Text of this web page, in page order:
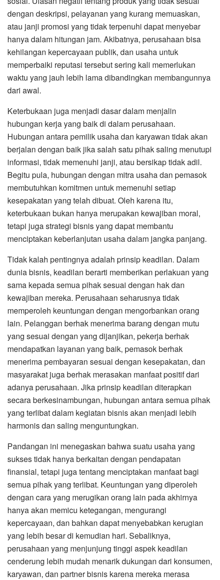
dengan deskripsi, pelayanan yang kurang memuaskan,
atau janji promosi yang tidak terpenuhi dapat menyebar
hanya dalam hitungan jam. Akibatnya, perusahaan bisa
kehilangan kepercayaan publik, dan usaha untuk
memperbaiki reputasi tersebut sering kali memerlukan
waktu yang jauh lebih lama dibandingkan membangunnya
dari awal.
Keterbukaan juga menjadi dasar dalam menjalin
hubungan kerja yang baik di dalam perusahaan.
Hubungan antara pemilik usaha dan karyawan tidak akan
berjalan dengan baik jika salah satu pihak saling menutupi
informasi, tidak memenuhi janji, atau bersikap tidak adil.
Begitu pula, hubungan dengan mitra usaha dan pemasok
membutuhkan komitmen untuk memenuhi setiap
kesepakatan yang telah dibuat. Oleh karena itu,
keterbukaan bukan hanya merupakan kewajiban moral,
tetapi juga strategi bisnis yang dapat membantu
menciptakan keberlanjutan usaha dalam jangka panjang.
Tidak kalah pentingnya adalah prinsip keadilan. Dalam
dunia bisnis, keadilan berarti memberikan perlakuan yang
sama kepada semua pihak sesuai dengan hak dan
kewajiban mereka. Perusahaan seharusnya tidak
memperoleh keuntungan dengan mengorbankan orang
lain. Pelanggan berhak menerima barang dengan mutu
yang sesuai dengan yang dijanjikan, pekerja berhak
mendapatkan layanan yang baik, pemasok berhak
menerima pembayaran sesuai dengan kesepakatan, dan
masyarakat juga berhak merasakan manfaat positif dari
adanya perusahaan. Jika prinsip keadilan diterapkan
secara berkesinambungan, hubungan antara semua pihak
yang terlibat dalam kegiatan bisnis akan menjadi lebih
harmonis dan saling menguntungkan.
Pandangan ini menegaskan bahwa suatu usaha yang
sukses tidak hanya berkaitan dengan pendapatan
finansial, tetapi juga tentang menciptakan manfaat bagi
semua pihak yang terlibat. Keuntungan yang diperoleh
dengan cara yang merugikan orang lain pada akhirnya
hanya akan memicu ketegangan, mengurangi
kepercayaan, dan bahkan dapat menyebabkan kerugian
yang lebih besar di kemudian hari. Sebaliknya,
perusahaan yang menjunjung tinggi aspek keadilan
cenderung lebih mudah menarik dukungan dari konsumen,
karyawan, dan partner bisnis karena mereka merasa